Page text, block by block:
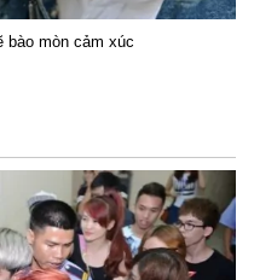
bào mòn cảm xúc